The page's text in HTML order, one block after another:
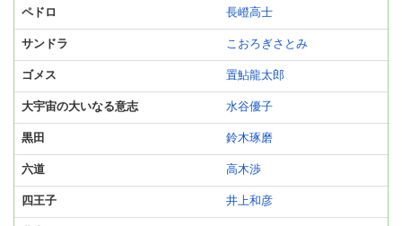
ペドロ 長嶝高士
サンドラ こおろぎさとみ
ゴメス 置鮎龍太郎
大宇宙の大いなる意志 水谷優子
黒田 鈴木琢磨
六道 高木渉
四王子 井上和彦